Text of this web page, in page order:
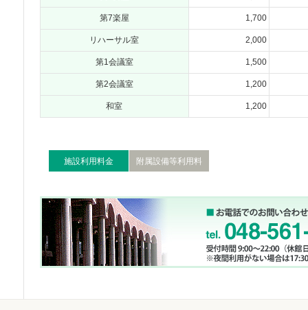
第7楽屋 1,700
リハーサル室 2,000
第1会議室 1,500
第2会議室 1,200
和室 1,200
施設利用料金 附属設備等利用料